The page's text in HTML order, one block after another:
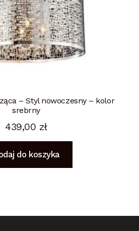
– Styl nowoczesny – kolor
srebrny
439,00 zł
do koszyka